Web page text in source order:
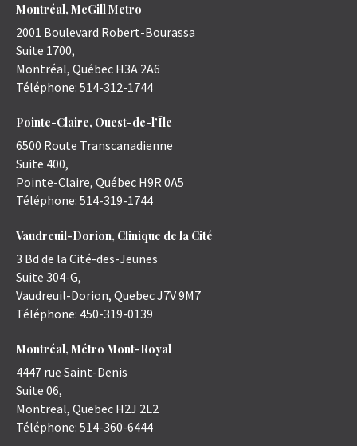
Montréal, McGill Metro
2001 Boulevard Robert-Bourassa
Suite 1700,
Montréal, Québec H3A 2A6
Téléphone: 514-312-1744
Pointe-Claire, Ouest-de-l’Île
6500 Route Transcanadienne
Suite 400,
Pointe-Claire, Québec H9R 0A5
Téléphone: 514-319-1744
Vaudreuil-Dorion, Clinique de la Cité
3 Bd de la Cité-des-Jeunes
Suite 304-G,
Vaudreuil-Dorion, QuebecJ7V 9M7
Téléphone: 450-319-0139
Montréal, Métro Mont-Royal
4447 rue Saint-Denis
Suite 06,
Montreal, Quebec H2J 2L2
Téléphone: 514-360-6444